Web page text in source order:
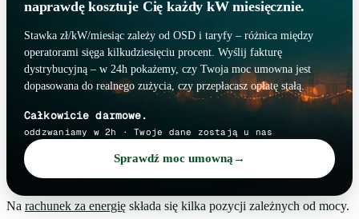
naprawdę kosztuje Cię każdy kW miesięcznie.
Stawka zł/kW/miesiąc zależy od OSD i taryfy – różnica między
operatorami sięga kilkudziesięciu procent. Wyślij fakturę
dystrybucyjną – w 24h pokażemy, czy Twoja moc umowna jest
dopasowana do realnego zużycia, czy przepłacasz opłatę stałą.
Sprawdź moc umowną →
Całkowicie darmowe.
oddzwaniamy w 2h · Twoje dane zostają u nas
Na rachunek za energię składa się kilka pozycji zależnych od mocy.